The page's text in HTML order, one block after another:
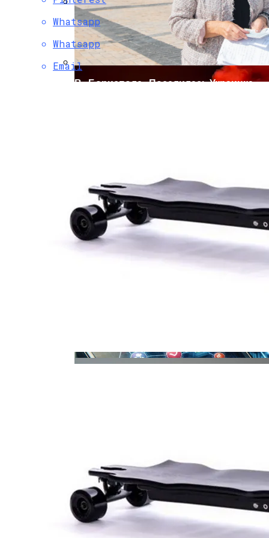
Растущая Концентрация Власти В
Руках Си Цзиньпина: Мир Не Обмануть
Экономику?
Коронавирус В США Оказался
Смертоноснее «испанки» 1918 Года
Извержение Вулкана На Юге Исландии:
Индия Не Будет Спрашивать
Разрешения На Запуск Моделей ИИ
В «Борисполе» Поселилась Украинка,
Whatsapp
Whatsapp
Email